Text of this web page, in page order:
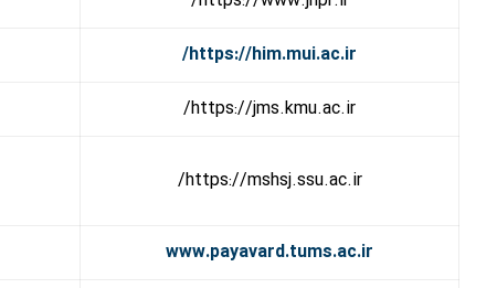
https://him.mui.ac.ir/
https://jms.kmu.ac.ir/
https://mshsj.ssu.ac.ir/
www.payavard.tums.ac.ir